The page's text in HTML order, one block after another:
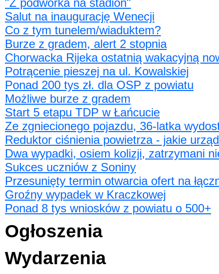
Salut na inaugurację Wenecji
Co z tym tunelem/wiaduktem?
Burze z gradem, alert 2 stopnia
Chorwacka Rijeka ostatnią wakacyjną
Potrącenie pieszej na ul. Kowalskiej
Ponad 200 tys zł. dla OSP z powiatu
Możliwe burze z gradem
Start 5 etapu TDP w Łańcucie
Ze zgniecionego pojazdu, 36-latka
Reduktor ciśnienia powietrza - jakie
Dwa wypadki, osiem kolizji, zatrzymani
Sukces uczniów z Soniny
Przesunięty termin otwarcia ofert na
Groźny wypadek w Kraczkowej
Ponad 8 tys wniosków z powiatu o 500+
Ogłoszenia
Wydarzenia